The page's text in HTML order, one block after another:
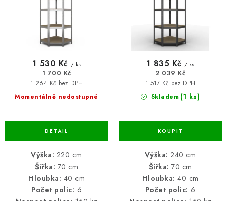
Hodnocení obchodu
Reklamace zboží
Odstoupení od kupní smlouvy
Často kladené dotazy
Obchodní a dodací podmínky
Ochrana osobních údajú
Cookies
Bezpečnostní certifikáty Moje objednávka
Momentálně nedostupné
1 264 Kč bez DPH
1 530 Kč / ks
1 700 Kč
Výška: 220 cm
Šířka: 70 cm
Hloubka: 40 cm
Počet polic: 6
Skladem (1 ks)
1 517 Kč bez DPH
1 835 Kč / ks
2 039 Kč
Výška: 240 cm
Šířka: 70 cm
Hloubka: 40 cm
Počet polic: 6